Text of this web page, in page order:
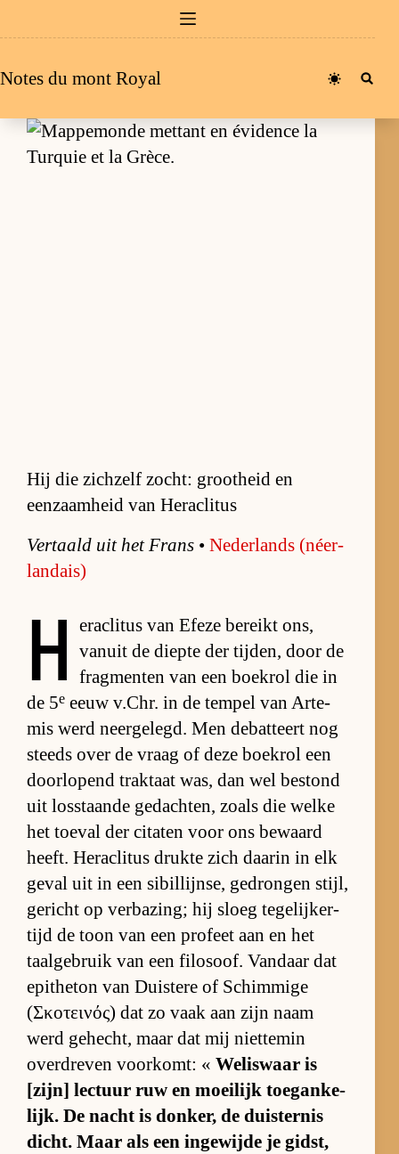
au
Notes du mont Royal
Hij die zichzelf zocht: grootheid en
eenzaamheid van Heraclitus
Ver­taald uit het Frans • Ne­der­lands (néer­
landais)
H e­ra­cli­tus van Efeze be­reikt ons,
van­uit de diepte der tij­den, door de
frag­men­ten van een boek­rol die in
de 5e eeuw v.Chr. in de tem­pel van Ar­te­
mis werd neer­ge­legd. Men de­bat­teert nog
steeds over de vraag of deze boek­rol een
door­lo­pend trak­taat was, dan wel be­stond
uit los­staande ge­dach­ten, zo­als die welke
het toe­val der ci­ta­ten voor ons be­waard
heeft. He­ra­cli­tus drukte zich daarin in elk
ge­val uit in een si­bil­lijn­se, ge­dron­gen stijl,
ge­richt op ver­ba­zing; hij sloeg te­ge­lij­ker­
tijd de toon van een pro­feet aan en het
taal­ge­bruik van een fi­lo­soof. Van­daar dat
epi­the­ton van Duis­tere of Schim­mige
(Σκοτεινός) dat zo vaak aan zijn naam
werd ge­hecht, maar dat mij niet­te­min
over­dre­ven voor­komt: « Wel­is­waar is
[zijn] lec­tuur ruw en moei­lijk toe­gan­ke­
lijk. De nacht is don­ker, de duis­ter­nis
dicht. Maar als een in­ge­wijde je gidst,